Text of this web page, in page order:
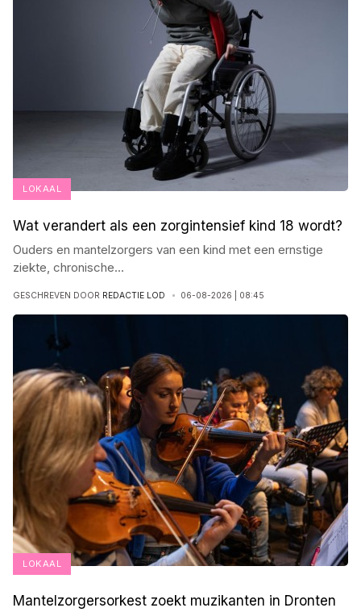
LOKAAL
Wat verandert als een zorgintensief kind 18 wordt?
Ouders en mantelzorgers van een kind met een ernstige
ziekte, chronische...
GESCHREVEN DOOR REDACTIE LOD 06-08-2026 | 08:45
LOKAAL
Mantelzorgersorkest zoekt muzikanten in Dronten